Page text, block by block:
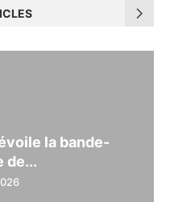
la bande-
de...